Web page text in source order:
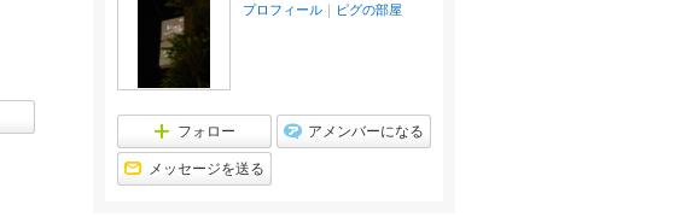
プロフィール ｜ ピグの部屋
フォロー アメンバーになる
メッセージを送る